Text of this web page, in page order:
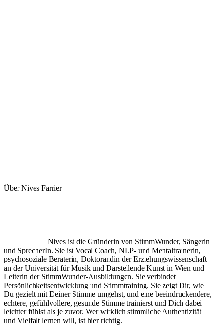
Über Nives Farrier
Nives ist die Gründerin von StimmWunder, Sängerin
und SprecherIn. Sie ist Vocal Coach, NLP- und Mentaltrainerin,
psychosoziale Beraterin, Doktorandin der Erziehungswissenschaft
an der Universität für Musik und Darstellende Kunst in Wien und
Leiterin der StimmWunder-Ausbildungen. Sie verbindet
Persönlichkeitsentwicklung und Stimmtraining. Sie zeigt Dir, wie
Du gezielt mit Deiner Stimme umgehst, und eine beeindruckendere,
echtere, gefühlvollere, gesunde Stimme trainierst und Dich dabei
leichter fühlst als je zuvor. Wer wirklich stimmliche Authentizität
und Vielfalt lernen will, ist hier richtig.